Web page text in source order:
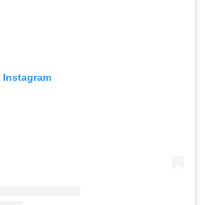
Instagram